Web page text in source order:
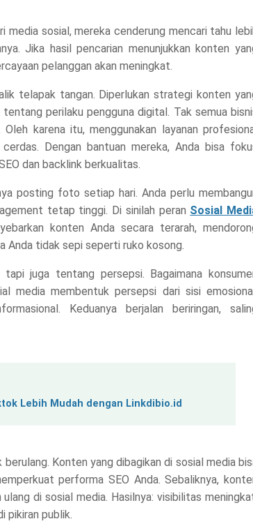
media sosial, mereka cenderung mencari tahu
Jika hasil pencarian menunjukkan konten
pelanggan akan meningkat.
telapak tangan. Diperlukan strategi konten
perilaku pengguna digital. Tak semua
karena itu, menggunakan layanan
Dengan bantuan mereka, Anda bisa
dan backlink berkualitas.
posting foto setiap hari. Anda perlu
tetap tinggi. Di sinilah peran Sosial
konten Anda secara terarah,
Anda tidak sepi seperti ruko kosong.
juga tentang persepsi. Bagaimana
media membentuk persepsi dari sisi
Keduanya berjalan beriringan,
Lebih Mudah dengan Linkdibio.id
Konten yang dibagikan di sosial media
performa SEO Anda. Sebaliknya,
di sosial media. Hasilnya: visibilitas
pikiran publik.